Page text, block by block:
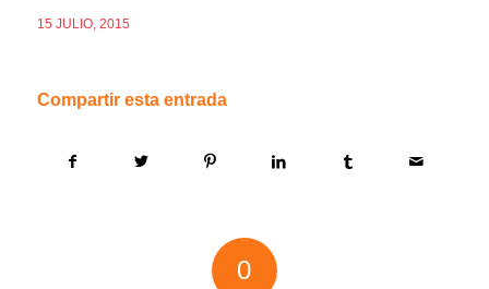
15 JULIO, 2015
Compartir esta entrada
0